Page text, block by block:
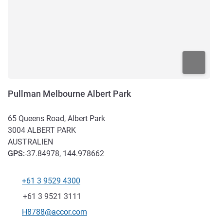
Pullman Melbourne Albert Park
65 Queens Road, Albert Park
3004 ALBERT PARK
AUSTRALIEN
GPS:-37.84978, 144.978662
+61 3 9529 4300
Fax
+61 3 9521 3111
Kontakt-E-Mail
H8788@accor.com